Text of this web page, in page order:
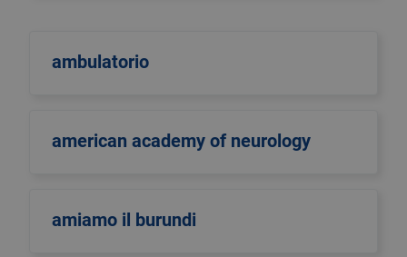
ambulatorio
american academy of neurology
amiamo il burundi